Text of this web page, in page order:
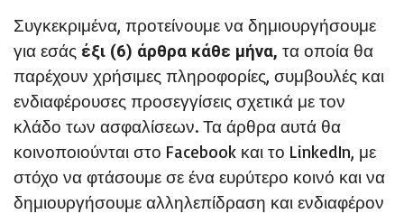
Συγκεκριμένα, προτείνουμε να δημιουργήσουμε
για εσάς έξι (6) άρθρα κάθε μήνα, τα οποία θα
παρέχουν χρήσιμες πληροφορίες, συμβουλές και
ενδιαφέρουσες προσεγγίσεις σχετικά με τον
κλάδο των ασφαλίσεων. Τα άρθρα αυτά θα
κοινοποιούνται στο Facebook και το LinkedIn, με
στόχο να φτάσουμε σε ένα ευρύτερο κοινό και να
δημιουργήσουμε αλληλεπίδραση και ενδιαφέρον